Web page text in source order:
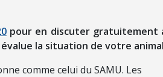
pour en discuter gratuitement
la situation de votre
comme celui du SAMU. Les